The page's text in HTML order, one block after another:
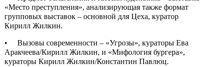
«Место преступления», анализирующая также формат
групповых выставок – основной для Цеха, куратор
Кирилл Жилкин.
• Вызовы современности – «Угрозы», кураторы Ева
Аракчеева/Кирилл Жилкин, и «Мифология бургера»,
кураторы Кирилл Жилкин/Константин Павлюц.